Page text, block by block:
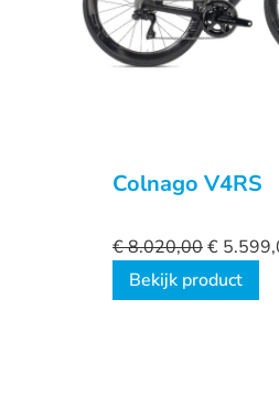
Colnago V4RS
€8.020,00€
Bekijk product